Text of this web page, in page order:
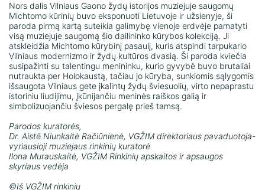
Nors dalis Vilniaus Gaono žydų istorijos muziejuje saugomų
Michtomo kūrinių buvo eksponuoti Lietuvoje ir užsienyje, ši
paroda pirmą kartą suteikia galimybę vienoje erdvėje pamatyti
visą muziejuje saugomą šio dailininko kūrybos kolekciją. Ji
atskleidžia Michtomo kūrybinį pasaulį, kuris atspindi tarpukario
Vilniaus modernizmo ir žydų kultūros dvasią. Ši paroda kviečia
susipažinti su talentingu menininku, kurio gyvybė buvo brutaliai
nutraukta per Holokaustą, tačiau jo kūryba, sunkiomis sąlygomis
išsaugota Vilniaus gete įkalintų žydų šviesuolių, virto nepaprastu
istoriniu liudijimu, įkūnijančiu meninės raiškos galią ir
simbolizuojančiu šviesos pergalę prieš tamsą.
Parodos kuratorės,
Dr. Aistė Niunkaitė Račiūnienė, VGŽIM direktoriaus pavaduotoja-
vyriausioji muziejaus rinkinių kuratorė
Ilona Murauskaitė, VGŽIM Rinkinių apskaitos ir apsaugos
skyriaus vedėja
©Iš VGŽIM rinkinių